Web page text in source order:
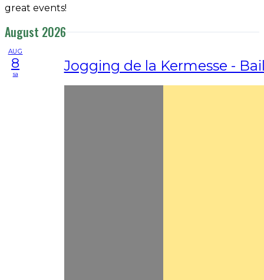
great events!
August 2026
AUG
8
sa Jogging de la Kermesse -